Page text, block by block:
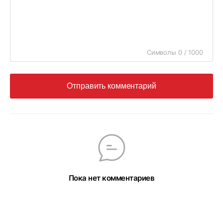
Символы 0 / 1000
Отправить комментарий
Пока нет комментариев